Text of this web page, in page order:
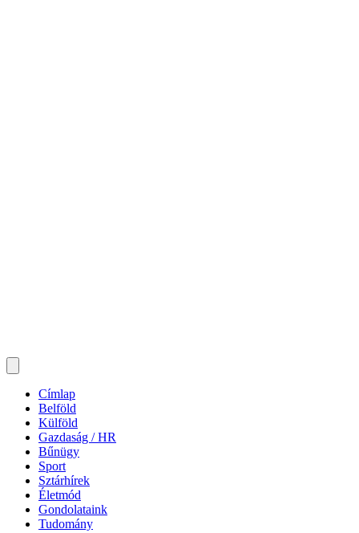
Címlap
Belföld
Külföld
Gazdaság / HR
Bűnügy
Sport
Sztárhírek
Életmód
Gondolataink
Tudomány